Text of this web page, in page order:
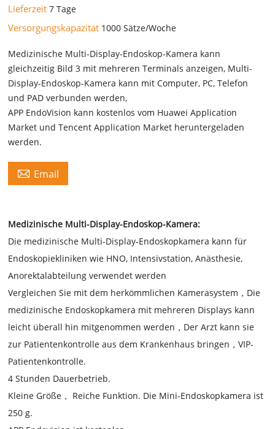
Lieferzeit7 Tage
Versorgungskapazität 1000 Sätze/Woche
Medizinische Multi-Display-Endoskop-Kamera kann
gleichzeitig Bild 3 mit mehreren Terminals anzeigen, Multi-
Display-Endoskop-Kamera kann mit Computer, PC, Telefon
und PAD verbunden werden,
APP EndoVision kann kostenlos vom Huawei Application
Market und Tencent Application Market heruntergeladen
werden.
 Email
Medizinische Multi-Display-Endoskop-Kamera:
Die medizinische Multi-Display-Endoskopkamera kann für
Endoskopiekliniken wie HNO, Intensivstation, Anästhesie,
Anorektalabteilung verwendet werden
Vergleichen Sie mit dem herkömmlichen Kamerasystem，Die
medizinische Endoskopkamera mit mehreren Displays kann
leicht überall hin mitgenommen werden，Der Arzt kann sie
zur Patientenkontrolle aus dem Krankenhaus bringen，VIP-
Patientenkontrolle.
4 Stunden Dauerbetrieb.
Kleine Größe， Reiche Funktion. Die Mini-Endoskopkamera ist
250 g.